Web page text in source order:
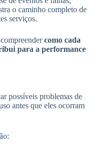
o caminho completo de
serviços.
como cada
para a performance
possíveis problemas de
antes que eles ocorram